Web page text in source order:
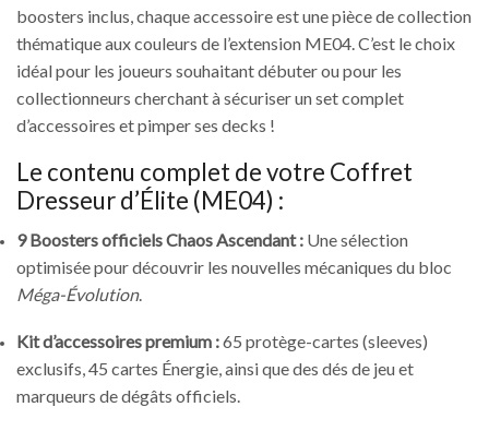
boosters inclus, chaque accessoire est une pièce de collection
thématique aux couleurs de l’extension ME04. C’est le choix
idéal pour les joueurs souhaitant débuter ou pour les
collectionneurs cherchant à sécuriser un set complet
d’accessoires et pimper ses decks !
Le contenu complet de votre Coffret
Dresseur d’Élite (ME04) :
9 Boosters officiels Chaos Ascendant : Une sélection
optimisée pour découvrir les nouvelles mécaniques du bloc
Méga-Évolution.
Kit d’accessoires premium :65 protège-cartes (sleeves)
exclusifs, 45 cartes Énergie, ainsi que des dés de jeu et
marqueurs de dégâts officiels.